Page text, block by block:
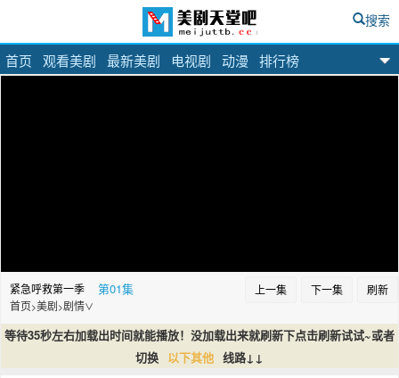
美剧天堂吧
首页 观看美剧 最新美剧 电视剧 动漫 排行榜
搜索
上一集 下一集 刷新
紧急呼救第一季 第01集
首页>美剧>剧情∨
等待35秒左右加载出时间就能播放！没加载出来就刷新下点击刷新试试~或者
切换 以下其他 线路↓↓